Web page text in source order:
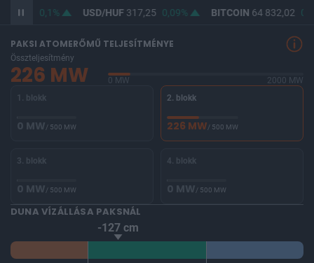
365,77 0,1% USD/HUF317,25 0,09% BITCOIN64 832,02
PAKSI ATOMERŐMŰ TELJESÍTMÉNYE
Összteljesítmény
226 MW 0 MW
2000 MW
1. blokk
0 MW/ 500 MW
2. blokk
226 MW/ 500 MW
3. blokk
0 MW/ 500 MW
4. blokk
0 MW/ 500 MW
DUNA VÍZÁLLÁSA PAKSNÁL
-127 cm